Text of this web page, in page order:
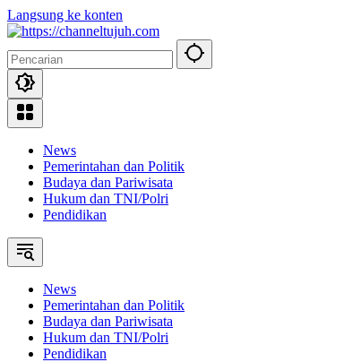
Langsung ke konten
News
Pemerintahan dan Politik
Budaya dan Pariwisata
Hukum dan TNI/Polri
Pendidikan
News
Pemerintahan dan Politik
Budaya dan Pariwisata
Hukum dan TNI/Polri
Pendidikan